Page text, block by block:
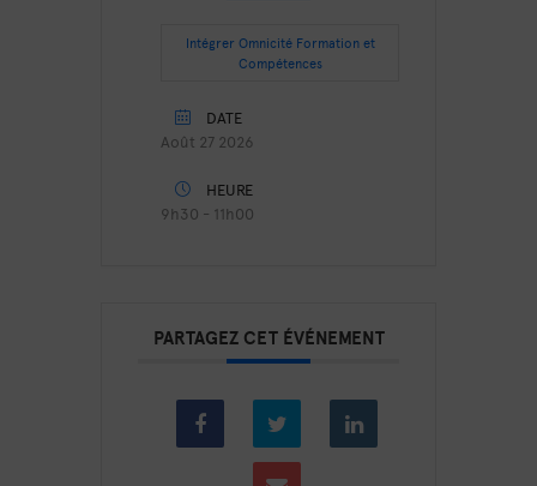
Intégrer Omnicité Formation et
Compétences
DATE
Août 27 2026
HEURE
9h30 - 11h00
PARTAGEZ CET ÉVÉNEMENT